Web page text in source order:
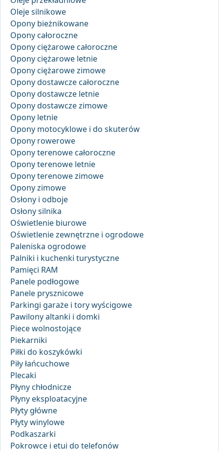
Oleje silnikowe
Opony bieżnikowane
Opony całoroczne
Opony ciężarowe całoroczne
Opony ciężarowe letnie
Opony ciężarowe zimowe
Opony dostawcze całoroczne
Opony dostawcze letnie
Opony dostawcze zimowe
Opony letnie
Opony motocyklowe i do skuterów
Opony rowerowe
Opony terenowe całoroczne
Opony terenowe letnie
Opony terenowe zimowe
Opony zimowe
Osłony i odboje
Osłony silnika
Oświetlenie biurowe
Oświetlenie zewnętrzne i ogrodowe
Paleniska ogrodowe
Palniki i kuchenki turystyczne
Pamięci RAM
Panele podłogowe
Panele prysznicowe
Parkingi garaże i tory wyścigowe
Pawilony altanki i domki
Piece wolnostojące
Piekarniki
Piłki do koszykówki
Piły łańcuchowe
Plecaki
Płyny chłodnicze
Płyny eksploatacyjne
Płyty główne
Płyty winylowe
Podkaszarki
Pokrowce i etui do telefonów